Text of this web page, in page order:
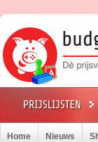
Home Nieuws